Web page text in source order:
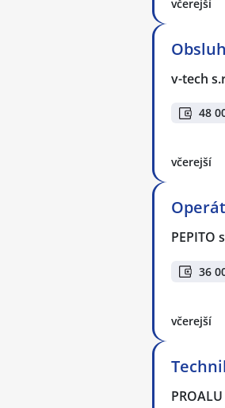
včerejší
v-tech
48
včerejší
PEPITO
36
včerejší